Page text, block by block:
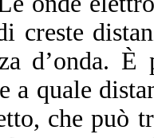
creste
d’onda.
a quale
che può